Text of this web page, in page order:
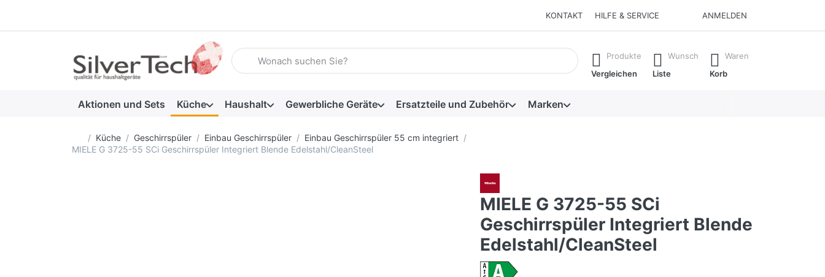
KONTAKT HILFE & SERVICE ANMELDEN
Geben Sie einen Suchbegriff ein. Während Sie tippen, erscheinen automatisch erste Ergebnisse. Drücken Sie die Eingabetaste, um alle
Produkte
Vergleichen
Wunsch
Liste
Waren
Korb
Aktionen und Sets Küche Haushalt Gewerbliche Geräte Ersatzteile und Zubehör Marken
Startseite
Küche Geschirrspüler Einbau Geschirrspüler
Einbau Geschirrspüler 55 cm integriert
MIELE G 3725-55 SCi Geschirrspüler Integriert Blende Edelstahl/CleanSteel
MIELE G 3725-55 SCi
Geschirrspüler Integriert Blende
Edelstahl/CleanSteel